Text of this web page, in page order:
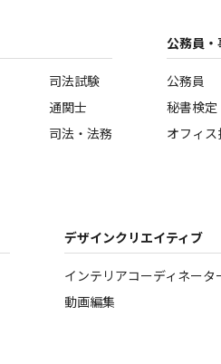
司法試験
通関士
司法・法務
公務員・
公務員
秘書検定
オフィ
デザインクリエイティブ
インテリアコーディネータ
動画編集